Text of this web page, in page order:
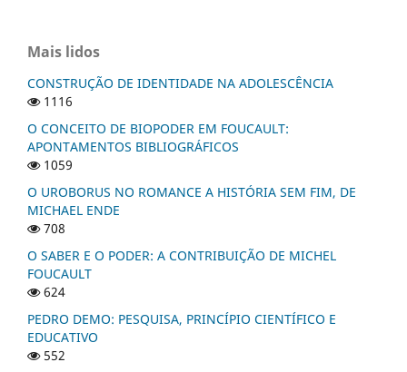
Mais lidos
CONSTRUÇÃO DE IDENTIDADE NA ADOLESCÊNCIA
1116
O CONCEITO DE BIOPODER EM FOUCAULT:
APONTAMENTOS BIBLIOGRÁFICOS
1059
O UROBORUS NO ROMANCE A HISTÓRIA SEM FIM, DE
MICHAEL ENDE
708
O SABER E O PODER: A CONTRIBUIÇÃO DE MICHEL
FOUCAULT
624
PEDRO DEMO: PESQUISA, PRINCÍPIO CIENTÍFICO E
EDUCATIVO
552